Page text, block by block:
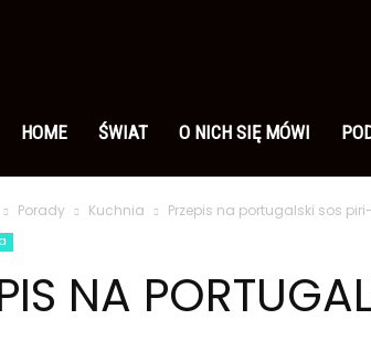
HOME ŚWIAT O NICH SIĘ MÓWI
Porady Kuchnia Przepis na portugalski sos
NA